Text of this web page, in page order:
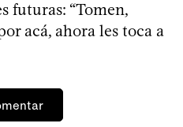
futuras: “Tomen,
acá, ahora les toca a